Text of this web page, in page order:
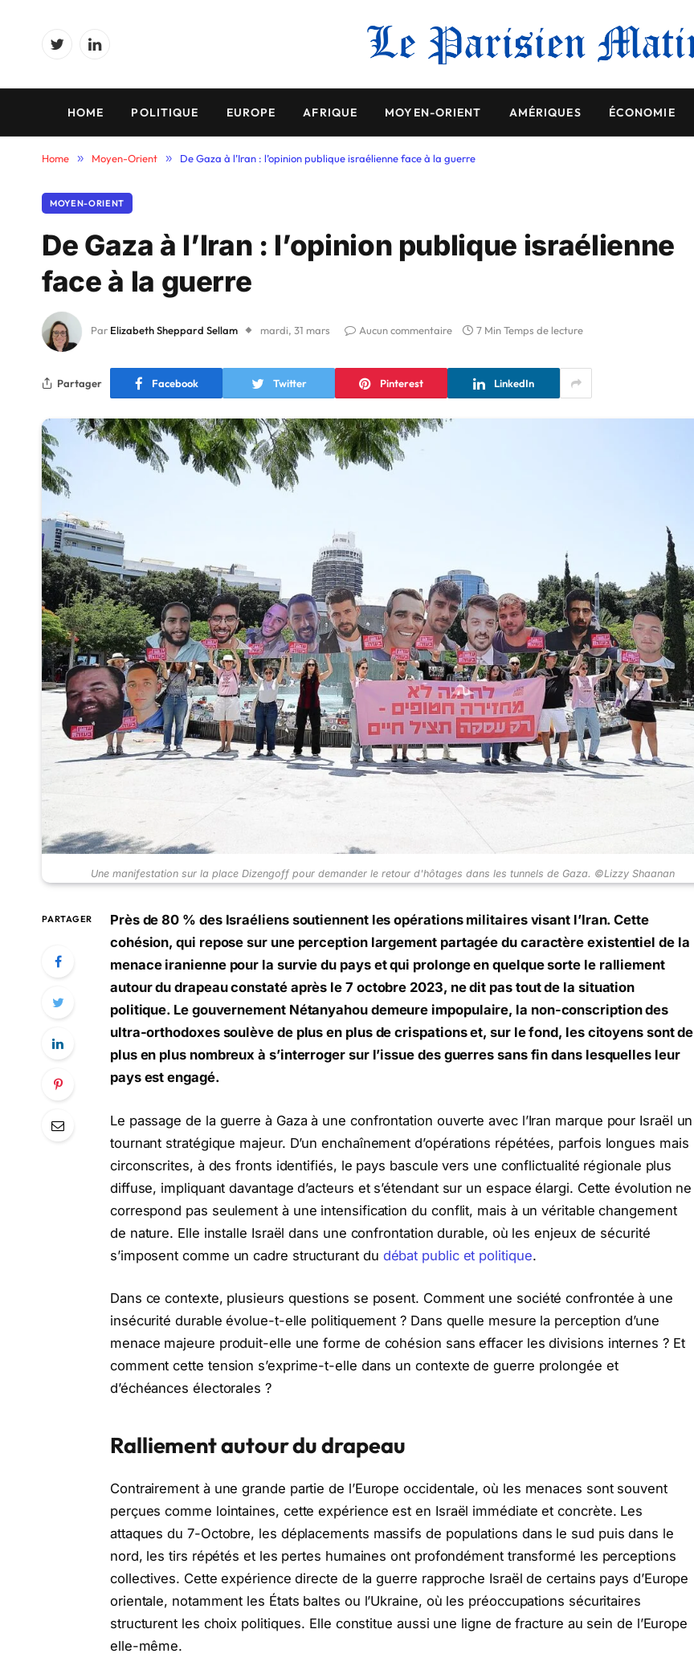
TwitterLinkedIn
HOME POLITIQUE EUROPE AFRIQUE MOYEN-ORIENT AMÉRIQUES ÉCONOMIE
Home » Moyen-Orient » De Gaza à l’Iran : l’opinion publique israélienne face à la guerre
MOYEN-ORIENT
De Gaza à l’Iran : l’opinion publique israélienne
face à la guerre
Par Elizabeth Sheppard Sellam mardi, 31 mars Aucun commentaire 7 Min Temps de lecture
Partager Facebook Twitter Pinterest LinkedIn
Une manifestation sur la place Dizengoff pour demander le retour d'hôtages dans les tunnels de Gaza. ©Lizzy Shaanan
PARTAGER
Près de 80 % des Israéliens soutiennent les opérations militaires visant l’Iran. Cette
cohésion, qui repose sur une perception largement partagée du caractère existentiel de la
menace iranienne pour la survie du pays et qui prolonge en quelque sorte le ralliement
autour du drapeau constaté après le 7 octobre 2023, ne dit pas tout de la situation
politique. Le gouvernement Nétanyahou demeure impopulaire, la non-conscription des
ultra-orthodoxes soulève de plus en plus de crispations et, sur le fond, les citoyens sont de
plus en plus nombreux à s’interroger sur l’issue des guerres sans fin dans lesquelles leur
pays est engagé.
Le passage de la guerre à Gaza à une confrontation ouverte avec l’Iran marque pour Israël un
tournant stratégique majeur. D’un enchaînement d’opérations répétées, parfois longues mais
circonscrites, à des fronts identifiés, le pays bascule vers une conflictualité régionale plus
diffuse, impliquant davantage d’acteurs et s’étendant sur un espace élargi. Cette évolution ne
correspond pas seulement à une intensification du conflit, mais à un véritable changement
de nature. Elle installe Israël dans une confrontation durable, où les enjeux de sécurité
s’imposent comme un cadre structurant du débat public et politique.
Dans ce contexte, plusieurs questions se posent. Comment une société confrontée à une
insécurité durable évolue-t-elle politiquement ? Dans quelle mesure la perception d’une
menace majeure produit-elle une forme de cohésion sans effacer les divisions internes ? Et
comment cette tension s’exprime-t-elle dans un contexte de guerre prolongée et
d’échéances électorales ?
Ralliement autour du drapeau
Contrairement à une grande partie de l’Europe occidentale, où les menaces sont souvent
perçues comme lointaines, cette expérience est en Israël immédiate et concrète. Les
attaques du 7-Octobre, les déplacements massifs de populations dans le sud puis dans le
nord, les tirs répétés et les pertes humaines ont profondément transformé les perceptions
collectives. Cette expérience directe de la guerre rapproche Israël de certains pays d’Europe
orientale, notamment les États baltes ou l’Ukraine, où les préoccupations sécuritaires
structurent les choix politiques. Elle constitue aussi une ligne de fracture au sein de l’Europe
elle-même.